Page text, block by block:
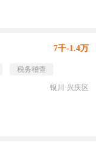
7千-1.4万
税务稽查
银川·兴庆区